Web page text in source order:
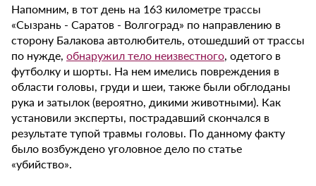
Напомним, в тот день на 163 километре трассы
«Сызрань - Саратов - Волгоград» по направлению в
сторону Балакова автолюбитель, отошедший от трассы
по нужде, обнаружил тело неизвестного, одетого в
футболку и шорты. На нем имелись повреждения в
области головы, груди и шеи, также были обглоданы
рука и затылок (вероятно, дикими животными). Как
установили эксперты, пострадавший скончался в
результате тупой травмы головы. По данному факту
было возбуждено уголовное дело по статье
«убийство».